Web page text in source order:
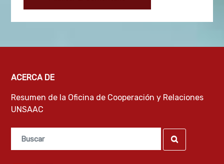
ACERCA DE
Resumen de la Oficina de Cooperación y Relaciones
UNSAAC
for:
Search